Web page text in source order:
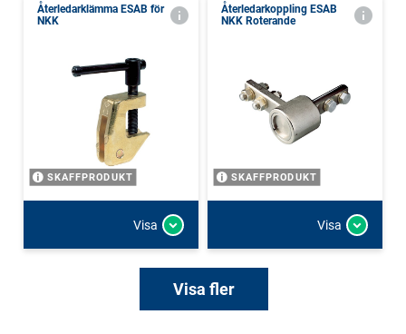
Återledarklämma ESAB för
NKK
SKAFFPRODUKT
Visa
Återledarkoppling ESAB
NKK Roterande
SKAFFPRODUKT
Visa
Visa fler